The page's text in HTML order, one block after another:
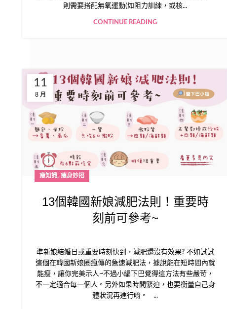
則需要搭配無氧運動(如阻力訓練，或核...
CONTINUE READING
11
8 月
瘦知識, 瘦身妙招
13個韓國新娘減肥法則！重要時
刻前可參考~
準新娘結婚日或重要時刻快到，減肥還沒有效果? 不如試試
這個在韓國新娘圈瘋傳的急速減肥法，據說能在短時間內就
能瘦，讓你完美示人~不過小編下巴覺得這方法有些嚴苛，
不一定適合每一個人。另外如果時間緊迫，也要衡量自己身
體狀況再進行唷。 ...